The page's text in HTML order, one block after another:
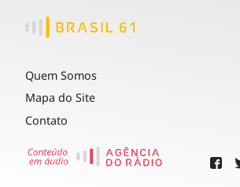
Quem Somos
Mapa do Site
Contato